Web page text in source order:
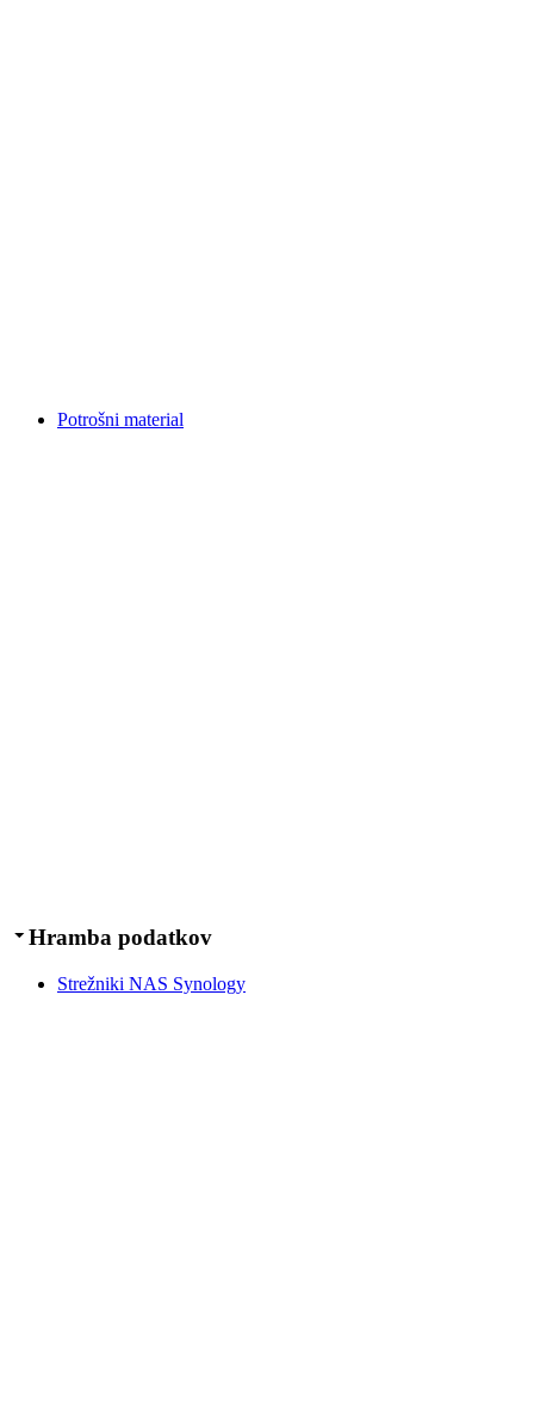
Potrošni material
Hramba podatkov
Strežniki NAS Synology